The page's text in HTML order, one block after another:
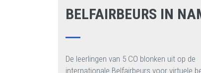
BELFAIRBEURS IN
De leerlingen van 5 CO blonken uit op de
internationale Belfairbeurs voor virtuele